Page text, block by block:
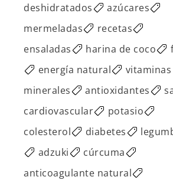
deshidratados
azúcares
mermeladas
recetas
ensaladas
harina de coco
energía natural
vitaminas
minerales
antioxidantes
cardiovascular
potasio
colesterol
diabetes
adzuki
cúrcuma
anticoagulante natural